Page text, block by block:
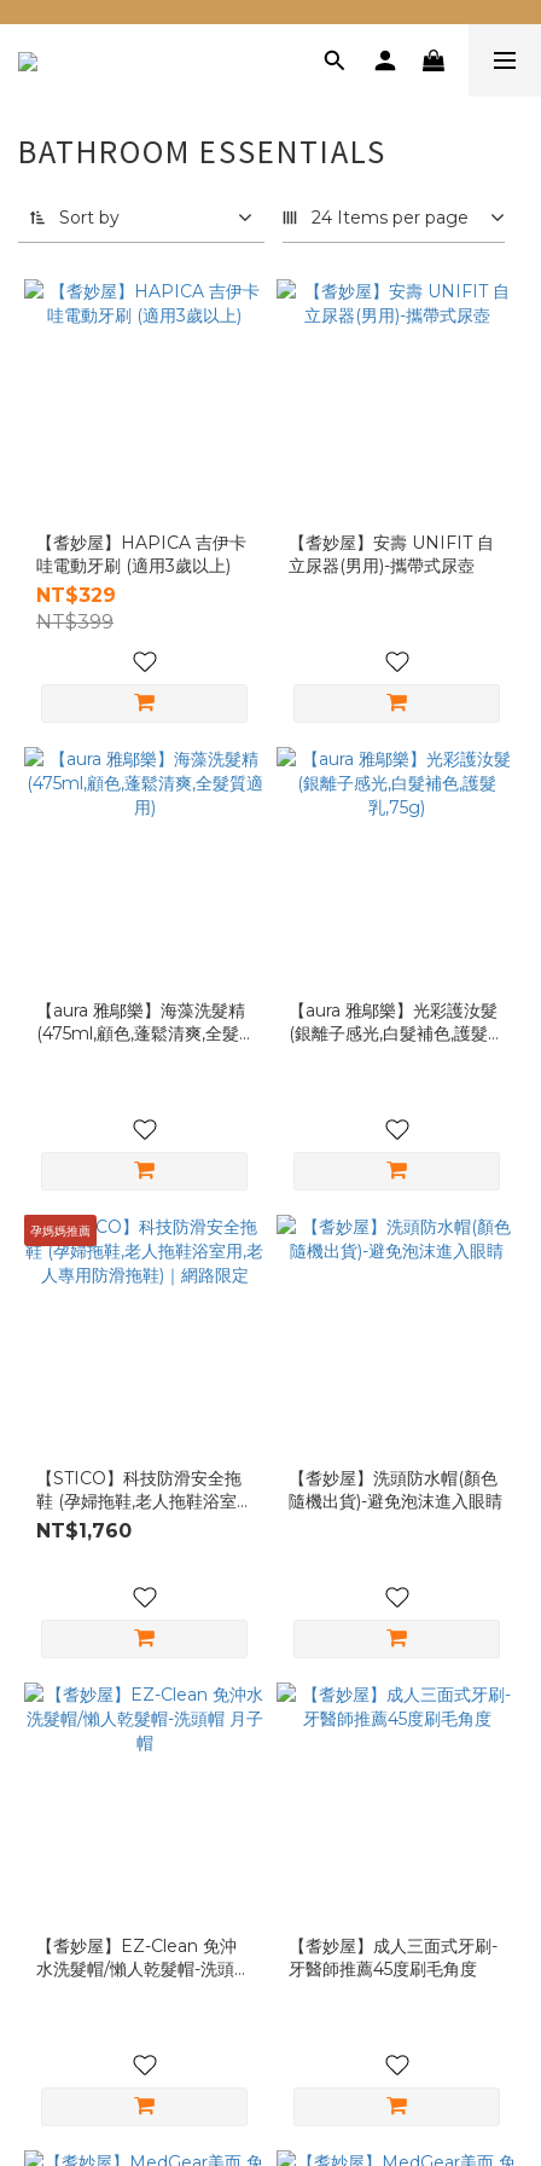
BATHROOM ESSENTIALS
Sort by 24 Items per page
【耆妙屋】HAPICA 吉伊卡
哇電動牙刷 (適用3歲以上)
NT$329
NT$399
【耆妙屋】安壽 UNIFIT 自
立尿器(男用)-攜帶式尿壺
【aura 雅鄔樂】海藻洗髮精
(475ml,顧色,蓬鬆清爽,全髮
【aura 雅鄔樂】光彩護汝髮
(銀離子感光,白髮補色,護髮
孕媽媽推薦
【STICO】科技防滑安全拖
鞋 (孕婦拖鞋,老人拖鞋浴室
用,老人專用防滑拖鞋)｜網路
NT$1,760
【耆妙屋】洗頭防水帽(顏色
隨機出貨)-避免泡沫進入眼睛
【耆妙屋】EZ-Clean 免沖
水洗髮帽/懶人乾髮帽-洗頭帽
【耆妙屋】成人三面式牙刷-
牙醫師推薦45度刷毛角度